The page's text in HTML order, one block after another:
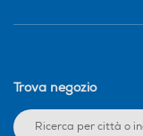
Trova negozio